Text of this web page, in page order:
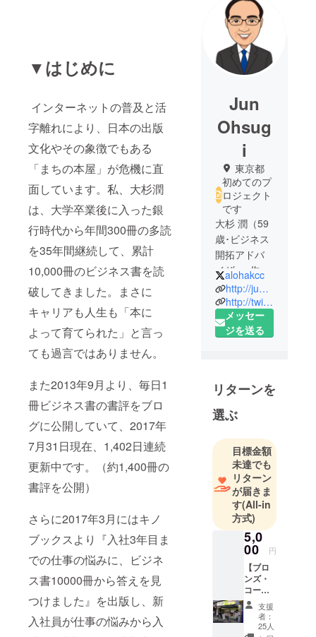
▼はじめに
インターネットの普及と活
字離れにより、日本の出版
文化やその象徴でもある
「まちの本屋」が危機に直
面しています。私、大杉潤
は、大学卒業後に入った銀
行時代から年間300冊の多読
を35年間継続して、累計
10,000冊のビジネス書を読
破してきました。まさに
キャリアも人生も「本に
よって育てられた」と言っ
ても過言ではありません。
また2013年9月より、毎日1
冊ビジネス書の書評をブロ
グに公開していて、2017年
7月31日現在、1,402日連続
更新中です。（約1,400冊の
書評を公開）
さらに2017年3月にはキノ
ブックスより『入社3年目ま
での仕事の悩みに、ビジネ
ス書10000冊から答えを見
つけました』を出版し、新
入社員が仕事の悩みから入
Jun
Ohsug
i
東京都
初めてのプ
ロジェクト
です
大杉 潤（59
歳･ビジネス
開拓アドバ
イザー･作
家･書評ブロ
ガー）
早稲田大学
政治経済学
た後、新銀
行東京の創
業メンバー
に。人材関
連会社、グ
ローバル製
造業で経営
幹部として
活躍の後、
2015年より
フリーとな
り、ビジネ
ス開拓アド
バイザー、
研修講師、
ブロガー。
alohakcc
http://jun-ohsugi.com/
http://twilog.org/alohakcc/desc
メッセー
ジを送る
リターンを
選ぶ
目標金額
未達でも
リターン
が届きま
す(All-in
方式)
5,0
00 円
【ブロ
ンズ・
コー
ス】
１．イ
ベント
支援
者：
25人